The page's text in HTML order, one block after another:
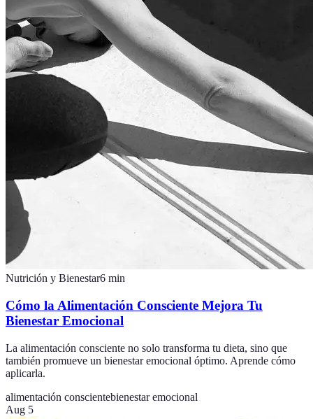
Nutrición y Bienestar6 min
Cómo la Alimentación Consciente Mejora Tu
Bienestar Emocional
La alimentación consciente no solo transforma tu dieta, sino que
también promueve un bienestar emocional óptimo. Aprende cómo
aplicarla.
alimentación conscientebienestar emocional
Aug 5